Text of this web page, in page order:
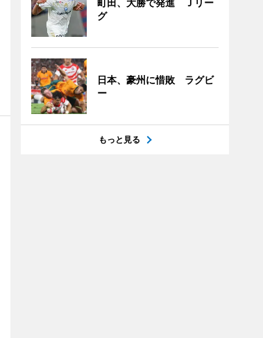
町田、大勝で発進 Ｊリー
グ
日本、豪州に惜敗 ラグビ
ー
もっと見る